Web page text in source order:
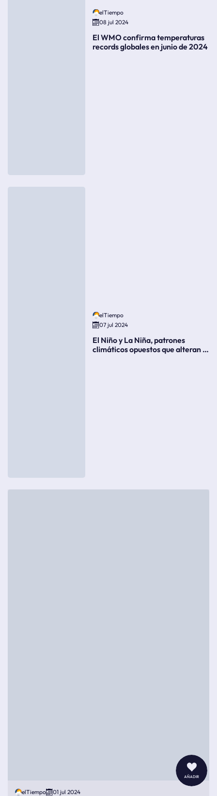
añadir
elTiempo
08 jul 2024
El WMO confirma temperaturas
records globales en junio de 2024
elTiempo
07 jul 2024
El Niño y La Niña, patrones
climáticos opuestos que alteran la
elTiempo 01 jul 2024